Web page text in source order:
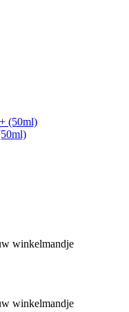
winkelmandje
winkelmandje